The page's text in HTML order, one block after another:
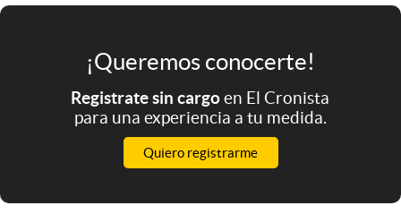
¡Queremos conocerte!
Registrate sin cargoen El Cronista
para una experiencia a tu medida.
Quiero registrarme